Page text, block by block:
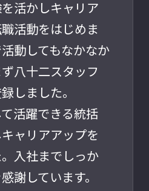
活かしキャリア
活動をはじめま
動してもなかなか
八十二スタッフ
しました。
活躍できる統括
ャリアアップを
入社までしっか
謝しています。